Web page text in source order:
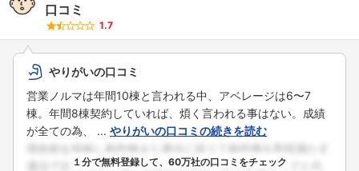
口コミ
1.7
やりがいの口コミ
営業ノルマは年間10棟と言われる中、アベレージは6〜7
棟。年間8棟契約していれば、煩く言われる事はない。成績
が全ての為、 ... やりがいの口コミの続きを読む
１分で無料登録して、60万社の口コミをチェック